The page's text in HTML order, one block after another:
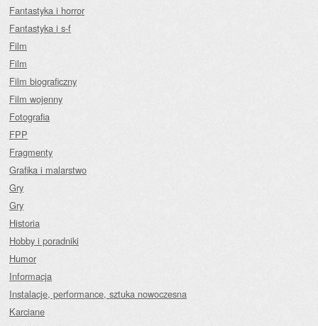
Fantastyka i horror
Fantastyka i s-f
Film
Film
Film biograficzny
Film wojenny
Fotografia
FPP
Fragmenty
Grafika i malarstwo
Gry
Gry
Historia
Hobby i poradniki
Humor
Informacja
Instalacje, performance, sztuka nowoczesna
Karciane